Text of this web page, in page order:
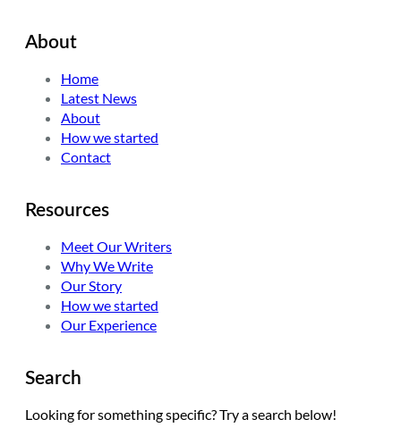
About
Home
Latest News
About
How we started
Contact
Resources
Meet Our Writers
Why We Write
Our Story
How we started
Our Experience
Search
Looking for something specific? Try a search below!